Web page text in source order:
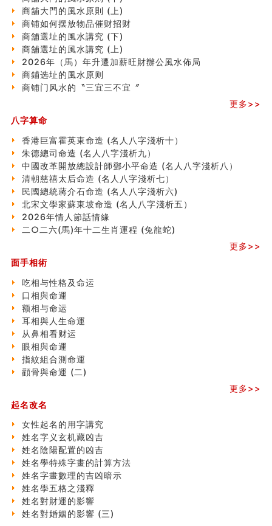
商铺如何摆放物品催财招财
极其旺夫的女人面相
家居常見風水形煞及化解方法 (二)
居家風水懶人包！房子煞氣怎麼看？風水禁忌有哪些？有
這樣風水的房子別�
南半球的八字如何推排
玄空本义(六)
从痣看相
姓名陰陽配置的凶吉
六爻測住宅風水 (四)
玄空本义 (五)
财务办公室风水布局
精选1500个五行属木的字
玄空本义 (四)
八字算命：女命八字里日坐伤官克夫？
六爻算卦：我俩之间是否还命中有未尽的缘分？
订婚就是定结婚日子吗
玄空本义 (三)
命理解说：想请问什么时候能够遇到姻缘结婚？
商舖選址的風水講究 (下)
吉凶神跳上大运时的断法【四柱技巧】
家居常見風水形煞及化解方法 (一)
刘燮鈞讲人相 手纹与命运(一)
玄空本义 (二)
大門風水五大禁忌！大門風水擺設？門中門風水解方？
出现这几种面相桃花泛
寓意好的五行属水的汉字有哪些？五行属水的汉字大全
玄空本义 (一)
香港巨富霍英東命造 (名人八字淺析十）
購房十大風水原則 (上)
七夕节 我国唯一一个以女性为主角传统节日
商舖大門的風水原則 (下)
手指饱满福运加身，这种手相福运在何处？
家居常見風水形煞及化解方法 ( 四)
八字铁口直断经验总结五十条
《高岛易断》(四)
商舖大門的風水原則 (上)
商铺如何摆放物品催财招财
商舖選址的風水講究 (下)
商舖選址的風水講究 (上)
2026年（馬）年升遷加薪旺財辦公風水佈局
商鋪选址的風水原则
商铺门风水的〝三宜三不宜〞
更多>>
八字算命
香港巨富霍英東命造 (名人八字淺析十）
朱德總司命造 (名⼈⼋字淺析九）
中國改革開放總設計師鄧小平命造 (名人八字淺析八）
清朝慈禧太后命造 (名人八字淺析七）
民國總統蔣介石命造 (名人八字淺析六)
北宋文學家蘇東坡命造 (名人八字淺析五）
2026年情人節話情緣
二○二六(馬)年十二生肖運程 (兔龍蛇)
更多>>
面手相術
吃相与性格及命运
口相與命運
额相与命运
耳相與人生命運
从鼻相看财运
眼相與命運
指紋組合測命運
顴骨與命運 (二)
更多>>
起名改名
女性起名的用字講究
姓名字义玄机藏凶吉
姓名陰陽配置的凶吉
姓名學特殊字畫的計算方法
姓名字畫數理的吉凶暗示
姓名學五格之淺釋
姓名對財運的影響
姓名對婚姻的影響 (三)